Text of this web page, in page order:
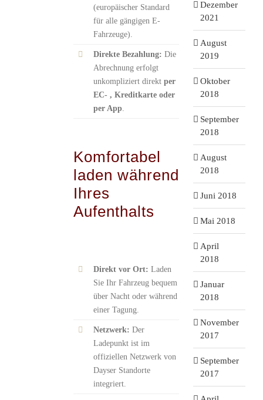
(europäischer Standard
für alle gängigen E-
Fahrzeuge).
Direkte Bezahlung: Die
Abrechnung erfolgt
unkompliziert direktper
EC- , Kreditkarte oder
per App
Komfortabel
laden während
Ihres
Aufenthalts
Direkt vor Ort: Laden
Sie Ihr Fahrzeug bequem
über Nacht oder während
einer Tagung.
Netzwerk: Der
Ladepunkt ist im
offiziellen Netzwerk von
Dayser Standorte
integriert.
Dezember
2021
August
2019
Oktober
2018
September
2018
August
2018
Juni 2018
Mai 2018
April
2018
Januar
2018
November
2017
September
2017